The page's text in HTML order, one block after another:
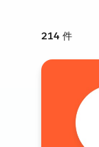
214 件